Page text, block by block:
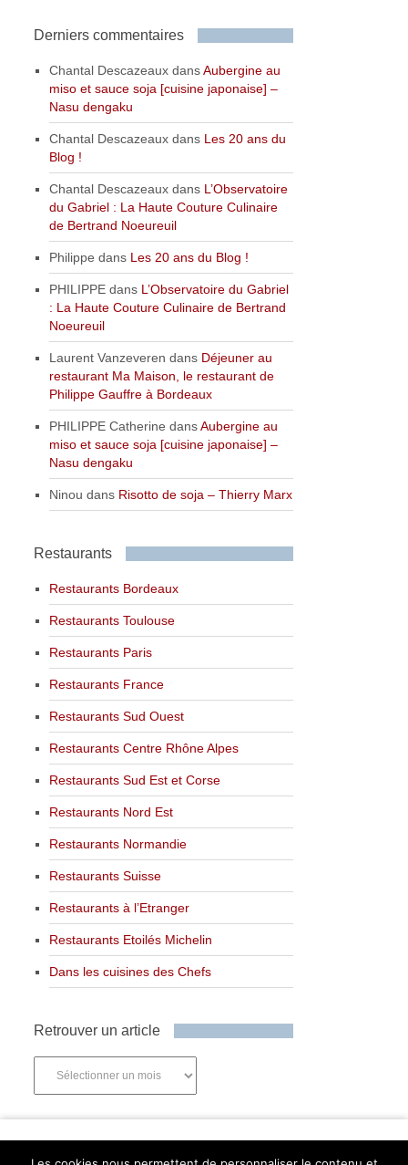
Derniers commentaires
Chantal Descazeaux dansAubergine au
miso et sauce soja [cuisine japonaise] –
Nasu dengaku
Chantal Descazeaux dans Les 20 ans du
Blog !
Chantal Descazeaux dans L’Observatoire
du Gabriel : La Haute Couture Culinaire
de Bertrand Noeureuil
Philippe dans Les 20 ans du Blog !
PHILIPPE dans L’Observatoire du Gabriel
: La Haute Couture Culinaire de Bertrand
Noeureuil
Laurent Vanzeveren dans Déjeuner au
restaurant Ma Maison, le restaurant de
Philippe Gauffre à Bordeaux
PHILIPPE Catherine dansAubergine au
miso et sauce soja [cuisine japonaise] –
Nasu dengaku
Ninou dans Risotto de soja – Thierry Marx
Restaurants
Restaurants Bordeaux
Restaurants Toulouse
Restaurants Paris
Restaurants France
Restaurants Sud Ouest
Restaurants Centre Rhône Alpes
Restaurants Sud Est et Corse
Restaurants Nord Est
Restaurants Normandie
Restaurants Suisse
Restaurants à l’Etranger
Restaurants Etoilés Michelin
Dans les cuisines des Chefs
Retrouver un article